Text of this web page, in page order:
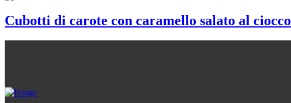
Cubotti di carote con caramello salato al